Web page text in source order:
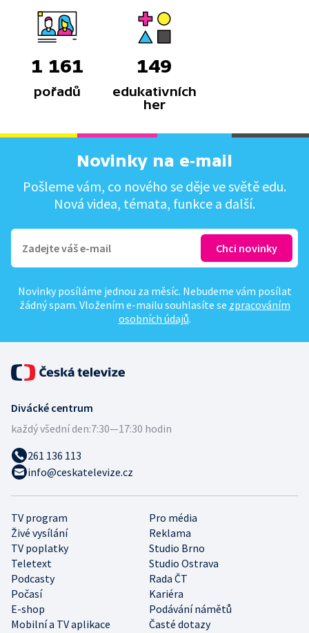
1 161
pořadů
149
edukativních
her
Novinky na e-mail
Pošleme vám, co nového se děje ve světě edu.
Nová videa, témata, funkce a další.
Novinky posíláme jednou za měsíc. Nebudeme vám posílat
žádný spam. Vložením e-mailu souhlasíte se zpracováním
osobních údajů.